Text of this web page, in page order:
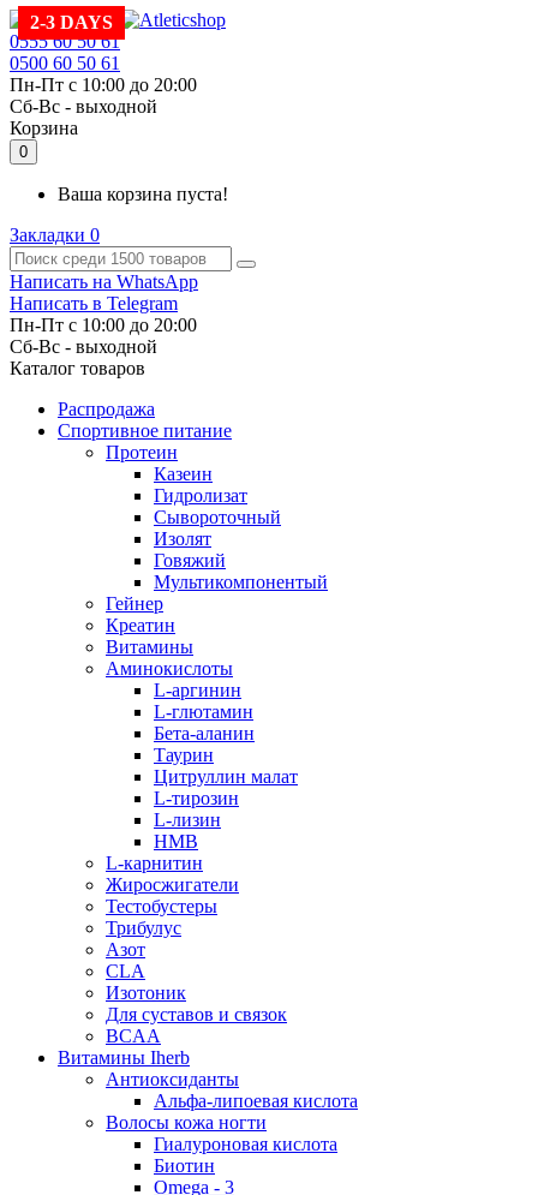
0555 60 50 61
0500 60 50 61
Пн-Пт с 10:00 до 20:00
Cб-Вс - выходной
Корзина
0
Ваша корзина пуста!
Закладки 0
Написать на WhatsApp
Написать в Telegram
Пн-Пт с 10:00 до 20:00
Cб-Вс - выходной
Каталог товаров
Распродажа
Спортивное питание
Протеин
Казеин
Гидролизат
Сывороточный
Изолят
Говяжий
Мультикомпонентый
Гейнер
Креатин
Витамины
Аминокислоты
L-аргинин
L-глютамин
Бета-аланин
Таурин
Цитруллин малат
L-тирозин
L-лизин
HMB
L-карнитин
Жиросжигатели
Тестобустеры
Трибулус
Азот
CLA
Изотоник
Для суставов и связок
BCAA
Витамины Iherb
Антиоксиданты
Альфа-липоевая кислота
Волосы кожа ногти
Гиалуроновая кислота
Биотин
Omega - 3
2-3 DAYS